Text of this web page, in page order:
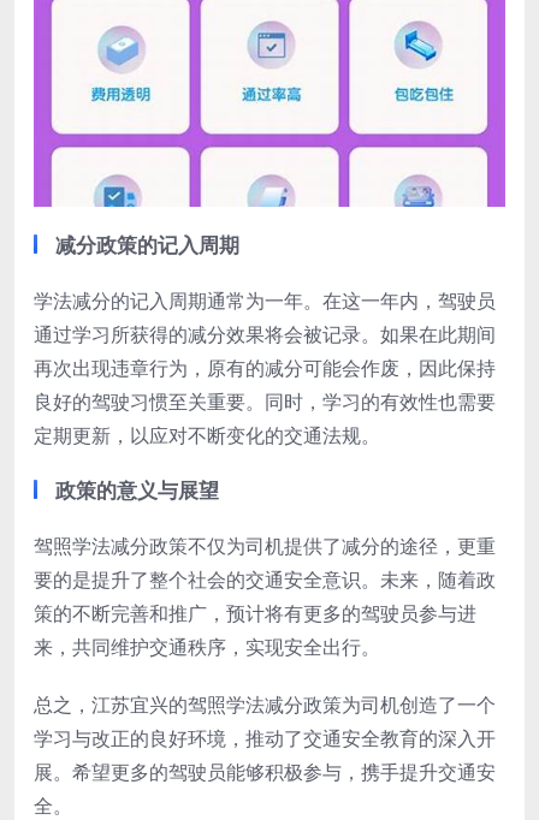
减分政策的记入周期
学法减分的记入周期通常为一年。在这一年内，驾驶员
通过学习所获得的减分效果将会被记录。如果在此期间
再次出现违章行为，原有的减分可能会作废，因此保持
良好的驾驶习惯至关重要。同时，学习的有效性也需要
定期更新，以应对不断变化的交通法规。
政策的意义与展望
驾照学法减分政策不仅为司机提供了减分的途径，更重
要的是提升了整个社会的交通安全意识。未来，随着政
策的不断完善和推广，预计将有更多的驾驶员参与进
来，共同维护交通秩序，实现安全出行。
总之，江苏宜兴的驾照学法减分政策为司机创造了一个
学习与改正的良好环境，推动了交通安全教育的深入开
展。希望更多的驾驶员能够积极参与，携手提升交通安
全。